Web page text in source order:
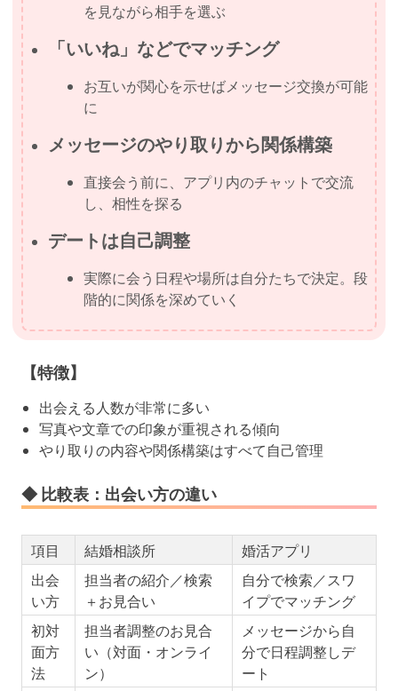
を見ながら相手を選ぶ
「いいね」などでマッチング
お互いが関心を示せばメッセージ交換が可能
に
メッセージのやり取りから関係構築
直接会う前に、アプリ内のチャットで交流
し、相性を探る
デートは自己調整
実際に会う日程や場所は自分たちで決定。段
階的に関係を深めていく
【特徴】
出会える人数が非常に多い
写真や文章での印象が重視される傾向
やり取りの内容や関係構築はすべて自己管理
◆ 比較表：出会い方の違い
項目 結婚相談所
婚活アプリ
出会
い方
担当者の紹介／検索
＋お見合い
自分で検索／スワ
イプでマッチング
初対
面方
法
担当者調整のお見合
い（対面・オンライ
ン）
メッセージから自
分で日程調整しデ
ート